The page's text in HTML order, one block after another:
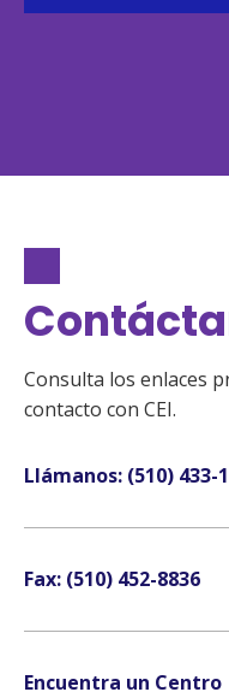
Consulta los enlaces
contacto con CEI.
Llámanos: (510) 433-
Fax: (510) 452-8836
Encuentra un Centro